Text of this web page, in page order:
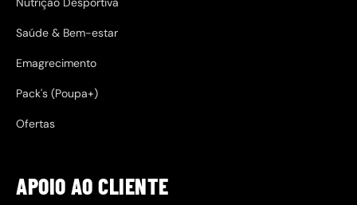
pessoa com uma meta de desempenho que envolva potência
levantamento de peso são algumas das modalidades
desportivas nas quais a suplementação de creatina,
juntamente com o treino adequado, contribui para a
intensidade do treino e melhora o desempenho.
Saúde & Bem-estar
Emagrecimento
Pack's (Poupa+)
Ofertas
APOIO AO CLIENTE